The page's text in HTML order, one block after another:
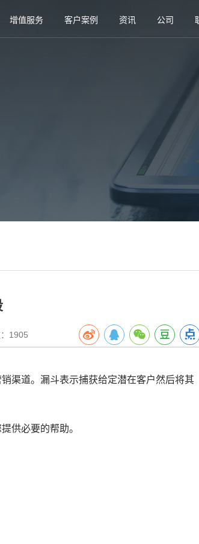
增值服务 客户案例 资讯 公司
1905
渠道。 漏斗表示捕获给定潜在客户然后将其
供必要的帮助。